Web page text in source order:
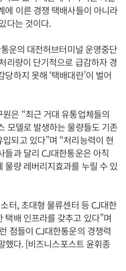
에 이른 경쟁 택배사들이 아니라
다는 것이다.
운의 대전허브터미널 운영중단
리량이 단기적으로 급감하자 경
하지 못해 ‘택배대란’이 벌어
은 “최근 거대 유통업체들의
모델로 발생하는 물량들도 기존
되고 있다”며 “처리능력이 현
들과 달리 CJ대한통운은 아직
물량 레버리지효과를 누릴 수 있
터, 초대형 물류센터 등 CJ대한
택배 인프라를 갖추고 있다”며
점들이 CJ대한통운의 경쟁력
했다. [비즈니스포스트 윤휘종